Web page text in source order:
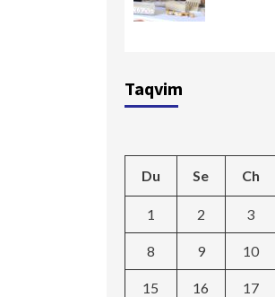
Taqvim
Du Se Ch
1 2 3
8 9 10
15 16 17